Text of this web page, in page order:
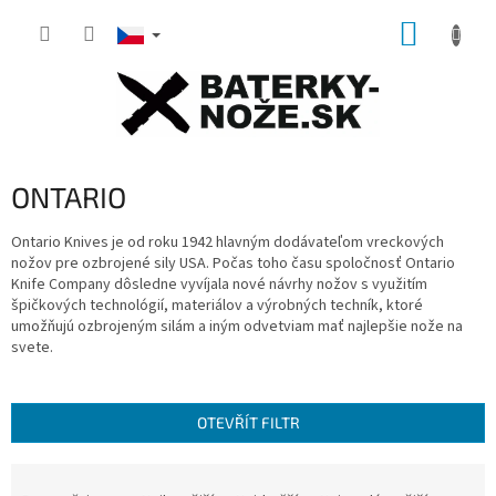
ONTARIO
Ontario Knives je od roku 1942 hlavným dodávateľom vreckových
nožov pre ozbrojené sily USA. Počas toho času spoločnosť Ontario
Knife Company dôsledne vyvíjala nové návrhy nožov s využitím
špičkových technológií, materiálov a výrobných techník, ktoré
umožňujú ozbrojeným silám a iným odvetviam mať najlepšie nože na
svete.
OTEVŘÍT FILTR